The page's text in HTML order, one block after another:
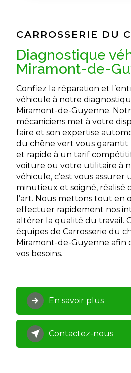
CARROSSERIE DU
diagnostique véhicule à
Miramont-de-
Confiez la réparation et l’entretien de votre
véhicule à notre
Miramont-de-Guyenne.
mécaniciens met à votre
faire et son expertise
du chêne vert vous garantit
et rapide à un tarif
voiture ou votre utilitaire à
véhicule, c’est vous assurer
minutieux et soigné, réalisé
l’art. Nous mettons tout
effectuer rapidement nos
altérer la qualité du travail.
équipes de Carrosserie du
Miramont-de-Guyenne afin
vos besoins.
En savoir plus
Contactez-nous